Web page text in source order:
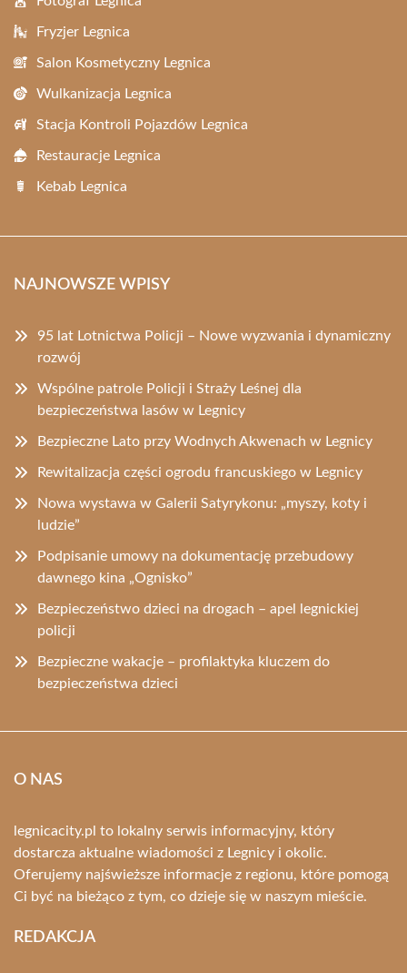
Fryzjer Legnica
Salon Kosmetyczny Legnica
Wulkanizacja Legnica
Stacja Kontroli Pojazdów Legnica
Restauracje Legnica
Kebab Legnica
NAJNOWSZE WPISY
95 lat Lotnictwa Policji – Nowe wyzwania i dynamiczny
rozwój
Wspólne patrole Policji i Straży Leśnej dla
bezpieczeństwa lasów w Legnicy
Bezpieczne Lato przy Wodnych Akwenach w Legnicy
Rewitalizacja części ogrodu francuskiego w Legnicy
Nowa wystawa w Galerii Satyrykonu: „myszy, koty i
ludzie”
Podpisanie umowy na dokumentację przebudowy
dawnego kina „Ognisko”
Bezpieczeństwo dzieci na drogach – apel legnickiej
policji
Bezpieczne wakacje – profilaktyka kluczem do
bezpieczeństwa dzieci
O NAS
legnicacity.pl to lokalny serwis informacyjny, który
dostarcza aktualne wiadomości z Legnicy i okolic.
Oferujemy najświeższe informacje z regionu, które pomogą
Ci być na bieżąco z tym, co dzieje się w naszym mieście.
REDAKCJA